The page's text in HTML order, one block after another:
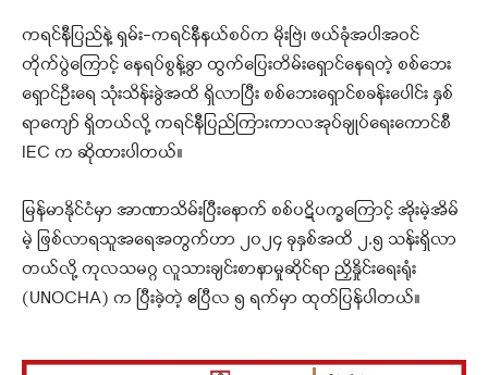
ကရင်နီပြည်နဲ့ ရှမ်း-ကရင်နီနယ်စပ်က မိုးဗြဲ၊ ဖယ်ခုံအပါအဝင်
တိုက်ပွဲကြောင့် နေရပ်စွန့်ခွာ ထွက်ပြေးတိမ်းရှောင်နေရတဲ့ စစ်ဘေး
ရှောင်ဦးရေ သုံးသိန်းခွဲအထိ ရှိလာပြီး စစ်ဘေးရှောင်စခန်းပေါင်း နှစ်
ရာကျော် ရှိတယ်လို့ ကရင်နီပြည်ကြားကာလအုပ်ချုပ်ရေးကောင်စီ
IEC က ဆိုထားပါတယ်။
မြန်မာနိုင်ငံမှာ အာဏာသိမ်းပြီးနောက် စစ်ပဋိပက္ခကြောင့် အိုးမဲ့အိမ်
မဲ့ ဖြစ်လာရသူအရေအတွက်ဟာ ၂၀၂၄ ခုနှစ်အထိ ၂.၅ သန်းရှိလာ
တယ်လို့ ကုလသမဂ္ဂ လူသားချင်းစာနာမှုဆိုင်ရာ ညှိနှိုင်းရေးရုံး
(UNOCHA) က ပြီးခဲ့တဲ့ ဧပြီလ ၅ ရက်မှာ ထုတ်ပြန်ပါတယ်။